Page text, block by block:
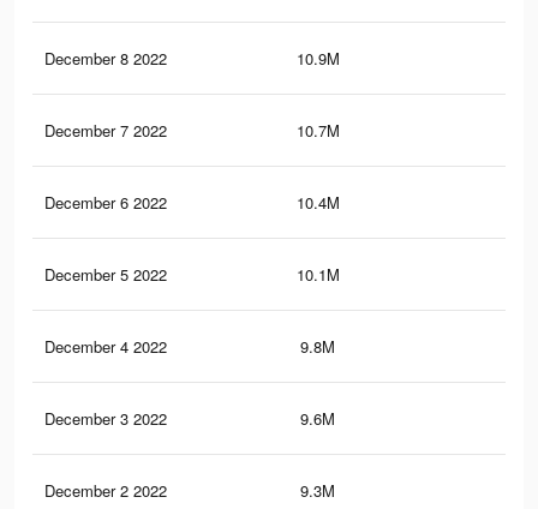
December 8 2022 10.9M
December 7 2022 10.7M
December 6 2022 10.4M
December 5 2022 10.1M
December 4 2022 9.8M
December 3 2022 9.6M
December 2 2022 9.3M